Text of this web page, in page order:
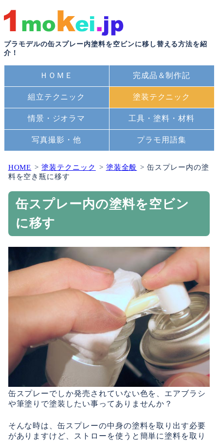
プラモデルの缶スプレー内塗料を空ビンに移し替える方法を紹
介！
ＨＯＭＥ 完成品＆制作記
組立テクニック 塗装テクニック
情景・ジオラマ 工具・塗料・材料
写真撮影・他 プラモ用語集
HOME 塗装テクニック 塗装全般
缶スプレー内の塗
料を空き瓶に移す
缶スプレー内の塗料を空ビン
に移す
缶スプレーでしか発売されていない色を、エアブラシ
や筆塗りで塗装したい事ってありませんか？
そんな時は、缶スプレーの中身の塗料を取り出す必要
がありますけど、ストローを使うと簡単に塗料を取り